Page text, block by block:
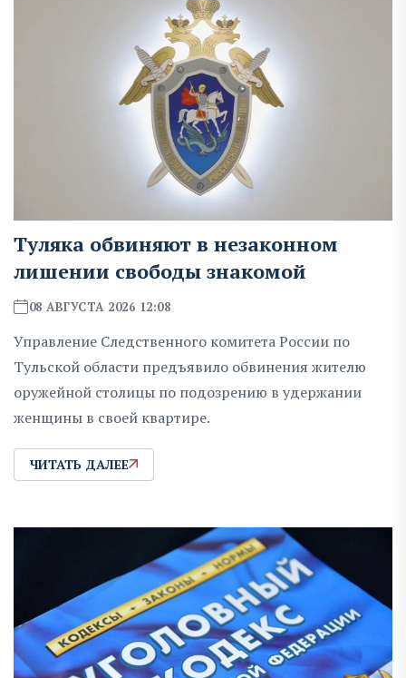
Туляка обвиняют в незаконном
лишении свободы знакомой
08 АВГУСТА 2026 12:08
Управление Следственного комитета России по
Тульской области предъявило обвинения жителю
оружейной столицы по подозрению в удержании
женщины в своей квартире.
ЧИТАТЬ ДАЛЕЕ